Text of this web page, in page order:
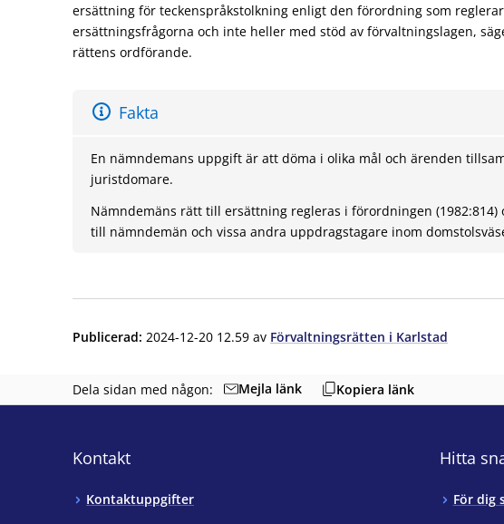
ersättning för teckenspråkstolkning enligt den förordning som reglerar
ersättningsfrågorna och inte heller med stöd av förvaltningslagen,
rättens ordförande.
Fakta
En nämndemans uppgift är att döma i olika mål och ärenden
juristdomare.
Nämndemäns rätt till ersättning regleras i förordningen (1982:814)
till nämndemän och vissa andra uppdragstagare inom
Publicerad: 2024-12-20 12.59 av Förvaltningsrätten i Karlstad
Dela sidan med någon: Mejla länk Kopiera länk
Kontakt
Kontaktuppgifter
Hitta
För dig